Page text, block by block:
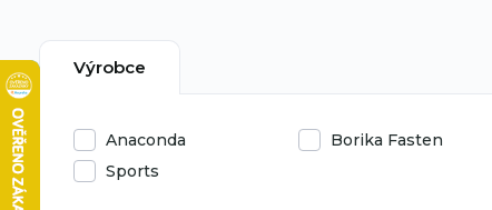
Výrobce
Anaconda Borika Fasten
Sports